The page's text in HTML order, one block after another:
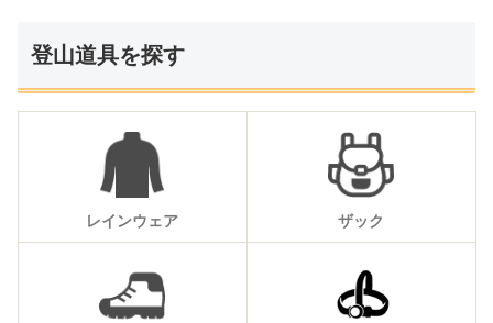
登山道具を探す
レインウェア ザック